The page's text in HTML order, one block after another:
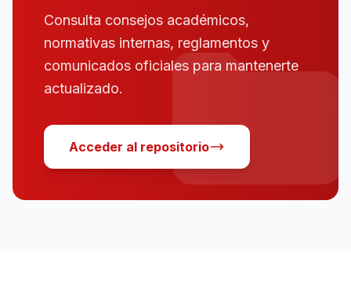
Consulta consejos académicos,
normativas internas, reglamentos y
comunicados oficiales para mantenerte
actualizado.
Acceder al repositorio